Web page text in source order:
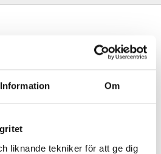
Information Om
liknande tekniker för att ge dig